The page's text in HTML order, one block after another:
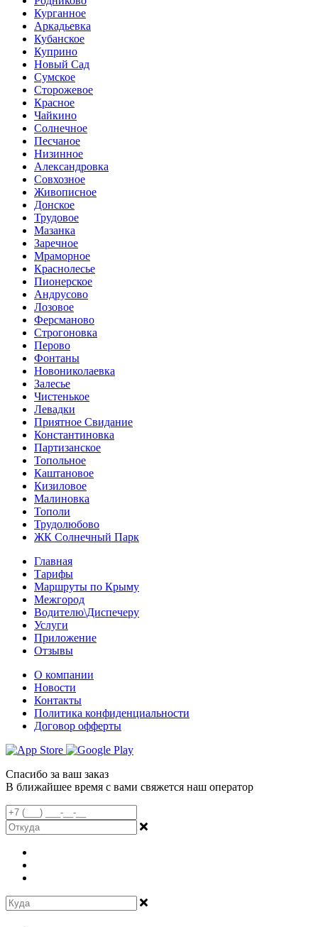
Курганное
Аркадьевка
Кубанское
Куприно
Новый Сад
Сумское
Сторожевое
Красное
Чайкино
Солнечное
Песчаное
Низинное
Александровка
Совхозное
Живописное
Донское
Трудовое
Мазанка
Заречное
Мраморное
Краснолесье
Пионерское
Андрусово
Лозовое
Ферсманово
Строгоновка
Перово
Фонтаны
Новониколаевка
Залесье
Чистенькое
Левадки
Приятное Свидание
Константиновка
Партизанское
Топольное
Каштановое
Кизиловое
Малиновка
Тополи
Трудолюбово
ЖК Солнечный Парк
Главная
Тарифы
Маршруты по Крыму
Межгород
Водителю\Диспечеру
Услуги
Приложение
Отзывы
О компании
Новости
Контакты
Политика конфиденциальности
Договор офферты
Спасибо за ваш заказ
В ближайшее время с вами свяжется наш оператор